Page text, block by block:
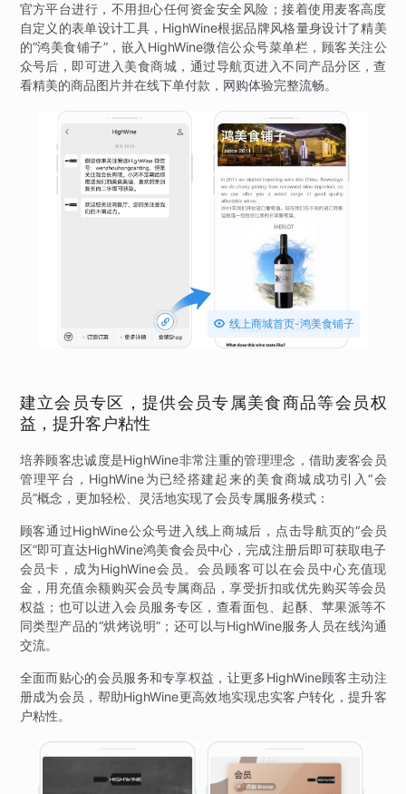
官方平台进行，不用担心任何资金安全风险；接着使用麦客高度
自定义的表单设计工具，HighWine根据品牌风格量身设计了精美
的“鸿美食铺子”，嵌入HighWine微信公众号菜单栏，顾客关注公
众号后，即可进入美食商城，通过导航页进入不同产品分区，查
看精美的商品图片并在线下单付款，网购体验完整流畅。
 线上商城首页-鸿美食铺子
建立会员专区，提供会员专属美食商品等会员权
益，提升客户粘性
培养顾客忠诚度是HighWine非常注重的管理理念，借助麦客会员
管理平台，HighWine为已经搭建起来的美食商城成功引入“会
员”概念，更加轻松、灵活地实现了会员专属服务模式：
顾客通过HighWine公众号进入线上商城后，点击导航页的“会员
区”即可直达HighWine鸿美食会员中心，完成注册后即可获取电子
会员卡，成为HighWine会员。会员顾客可以在会员中心充值现
金，用充值余额购买会员专属商品，享受折扣或优先购买等会员
权益；也可以进入会员服务专区，查看面包、起酥、苹果派等不
同类型产品的“烘烤说明”；还可以与HighWine服务人员在线沟通
交流。
全面而贴心的会员服务和专享权益，让更多HighWine顾客主动注
册成为会员，帮助HighWine更高效地实现忠实客户转化，提升客
户粘性。